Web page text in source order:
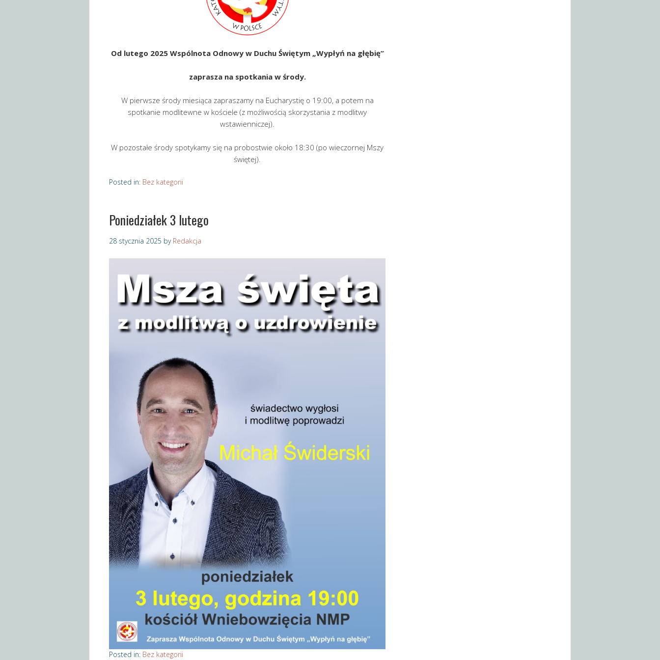
Od lutego 2025 Wspólnota Odnowy w Duchu Świętym „Wypłyń na głębię”
zaprasza na spotkania w środy.
W pierwsze środy miesiąca zapraszamy na Eucharystię o 19:00, a potem na
spotkanie modlitewne w kościele (z możliwością skorzystania z modlitwy
wstawienniczej).
W pozostałe środy spotykamy się na probostwie około 18:30 (po wieczornej Mszy
świętej).
Posted in: Bez kategorii
Poniedziałek 3 lutego
28 stycznia 2025 by Redakcja
Posted in: Bez kategorii